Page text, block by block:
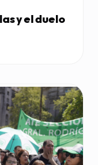
y el duelo